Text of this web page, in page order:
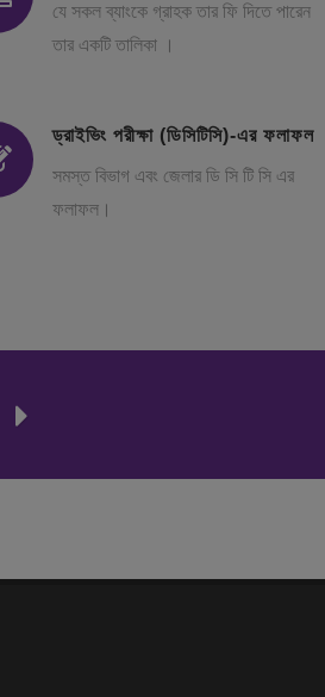
যে সকল ব্যাংকে গ্রাহক তার ফি দিতে পারেন
তার একটি তালিকা ।
ড্রাইভিং পরীক্ষা (ডিসিটিসি)-এর ফলাফল
সমস্ত বিভাগ এবং জেলার ডি সি টি সি এর
ফলাফল।